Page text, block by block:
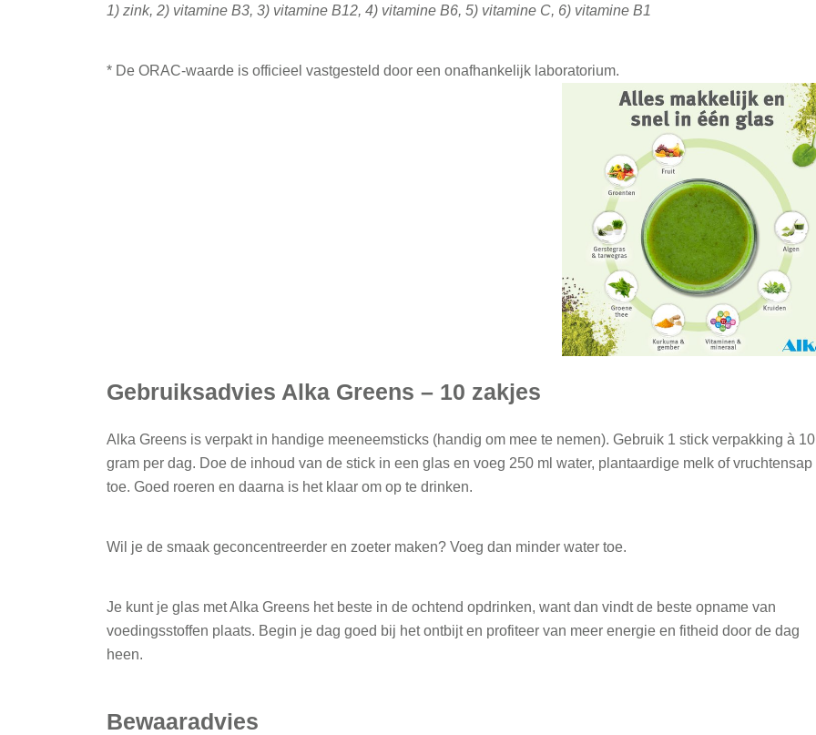
1) zink, 2) vitamine B3, 3) vitamine B12, 4) vitamine B6, 5) vitamine C, 6) vitamine B1
* De ORAC-waarde is officieel vastgesteld door een onafhankelijk laboratorium.
Gebruiksadvies Alka Greens – 10 zakjes
Alka Greens is verpakt in handige meeneemsticks (handig om mee te nemen). Gebruik 1 stick verpakking à 10
gram per dag. Doe de inhoud van de stick in een glas en voeg 250 ml water, plantaardige melk of vruchtensap
toe. Goed roeren en daarna is het klaar om op te drinken.
Wil je de smaak geconcentreerder en zoeter maken? Voeg dan minder water toe.
Je kunt je glas met Alka Greens het beste in de ochtend opdrinken, want dan vindt de beste opname van
voedingsstoffen plaats. Begin je dag goed bij het ontbijt en profiteer van meer energie en fitheid door de dag
heen.
Bewaaradvies